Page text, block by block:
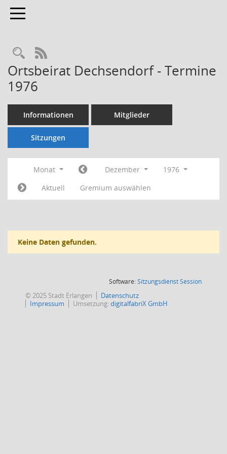
Toggle navigation
Rechercheauswahl
RSS-Feed
Ortsbeirat Dechsendorf - Termine
1976
Informationen Mitglieder
Sitzungen
Monat Dezember
1976
Aktuell
Gremium auswählen
Keine Daten gefunden.
Software:SitzungsdienstSession(Wird in
© 2025 Stadt Erlangen
Datenschutz
Impressum
Umsetzung:digitalfabriX GmbH